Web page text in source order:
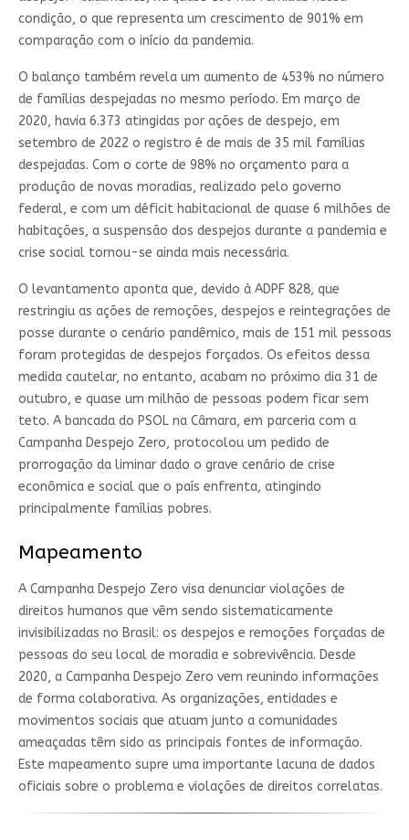
condição, o que representa um crescimento de 901% em
comparação com o início da pandemia.
O balanço também revela um aumento de 453% no número
de famílias despejadas no mesmo período. Em março de
2020, havia 6.373 atingidas por ações de despejo, em
setembro de 2022 o registro é de mais de 35 mil famílias
despejadas. Com o corte de 98% no orçamento para a
produção de novas moradias, realizado pelo governo
federal, e com um déficit habitacional de quase 6 milhões de
habitações, a suspensão dos despejos durante a pandemia e
crise social tornou-se ainda mais necessária.
O levantamento aponta que, devido à ADPF 828, que
restringiu as ações de remoções, despejos e reintegrações de
posse durante o cenário pandêmico, mais de 151 mil pessoas
foram protegidas de despejos forçados. Os efeitos dessa
medida cautelar, no entanto, acabam no próximo dia 31 de
outubro, e quase um milhão de pessoas podem ficar sem
teto. A bancada do PSOL na Câmara, em parceria com a
Campanha Despejo Zero, protocolou um pedido de
prorrogação da liminar dado o grave cenário de crise
econômica e social que o país enfrenta, atingindo
principalmente famílias pobres.
Mapeamento
A Campanha Despejo Zero visa denunciar violações de
direitos humanos que vêm sendo sistematicamente
invisibilizadas no Brasil: os despejos e remoções forçadas de
pessoas do seu local de moradia e sobrevivência. Desde
2020, a Campanha Despejo Zero vem reunindo informações
de forma colaborativa. As organizações, entidades e
movimentos sociais que atuam junto a comunidades
ameaçadas têm sido as principais fontes de informação.
Este mapeamento supre uma importante lacuna de dados
oficiais sobre o problema e violações de direitos correlatas.